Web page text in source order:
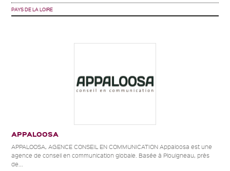
PAYS DE LA LOIRE
APPALOOSA
APPALOOSA, AGENCE CONSEIL EN COMMUNICATION Appaloosa est une
agence de conseil en communication globale. Basée à Plouigneau, près
de...